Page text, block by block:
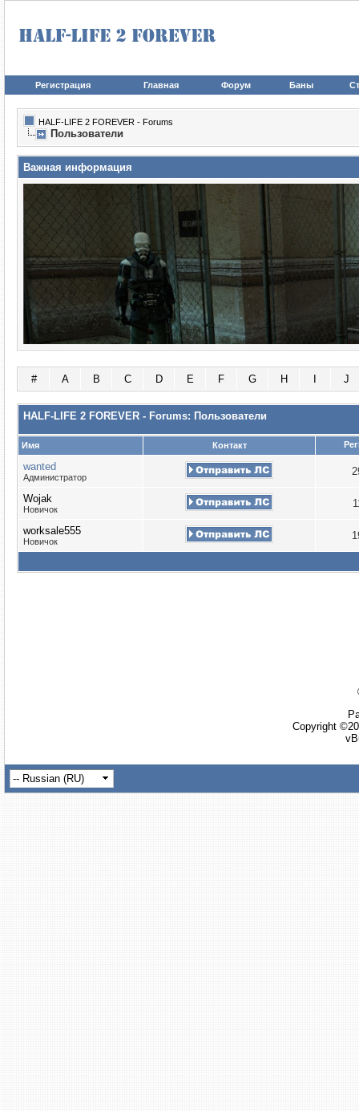
Регистрация Главная Форум Баны
HALF-LIFE 2 FOREVER - Forums
Пользователи
Важная информация
# A B C D E F G H J
HALF-LIFE 2 FOREVER - Forums: Пользователи
Имя Контакт
wanted
Администратор
Wojak
Новичок
worksale555
Новичок
Copyright